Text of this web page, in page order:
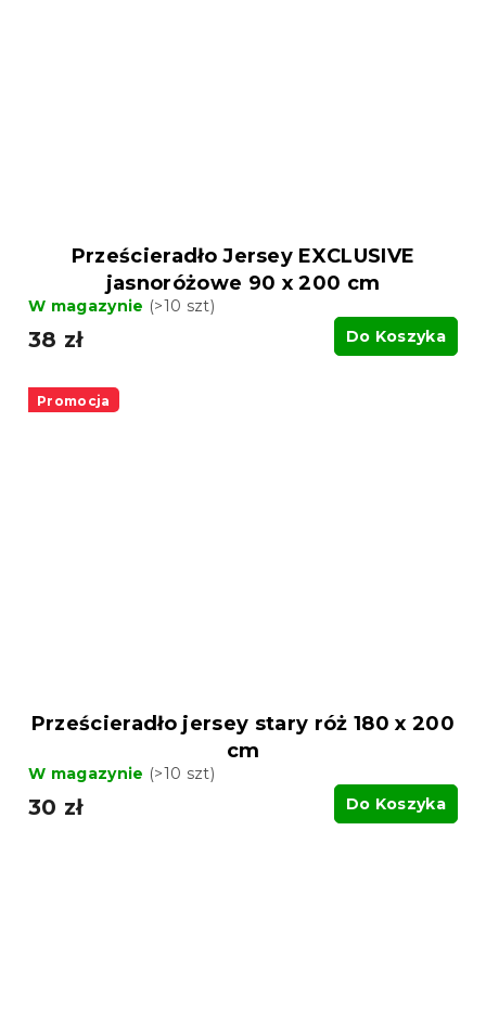
Prześcieradło Jersey EXCLUSIVE
jasnoróżowe 90 x 200 cm
W magazynie (>10 szt)
38 zł Do Koszyka
Promocja
Prześcieradło jersey stary róż 180 x 200
cm
W magazynie (>10 szt)
30 zł Do Koszyka